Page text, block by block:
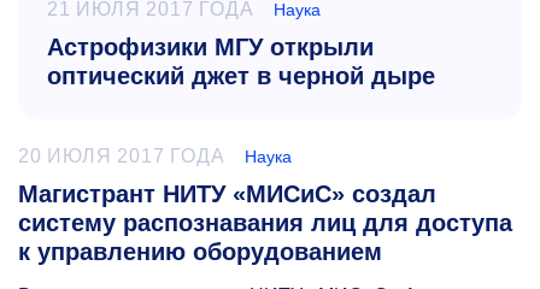
21 ИЮЛЯ 2017 ГОДА Наука
Астрофизики МГУ открыли
оптический джет в черной дыре
20 ИЮЛЯ 2017 ГОДА Наука
Магистрант НИТУ «МИСиС» создал
систему распознавания лиц для доступа
к управлению оборудованием